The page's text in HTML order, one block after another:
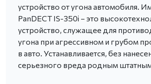
устройство от угона автомобиля.
PanDECT IS-350i – это
устройство, служащее для
угона при агрессивном и грубом
в авто. Устанавливается, без
серьезного вреда родным